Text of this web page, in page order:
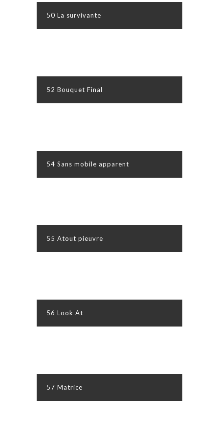
50 La survivante
52 Bouquet Final
54 Sans mobile apparent
55 Atout pieuvre
56 Look At
57 Matrice